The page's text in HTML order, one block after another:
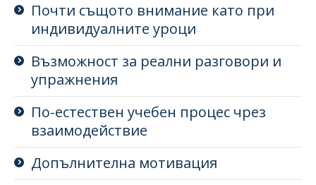
Почти същото внимание като при
индивидуалните уроци
Възможност за реални разговори и
упражнения
По-естествен учебен процес чрез
взаимодействие
Допълнителна мотивация